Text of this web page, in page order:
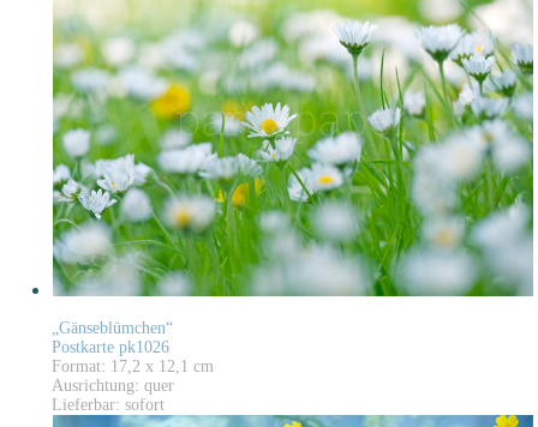
„Gänseblümchen“
Postkarte pk1026
Format: 17,2 x 12,1 cm
Ausrichtung: quer
Lieferbar: sofort